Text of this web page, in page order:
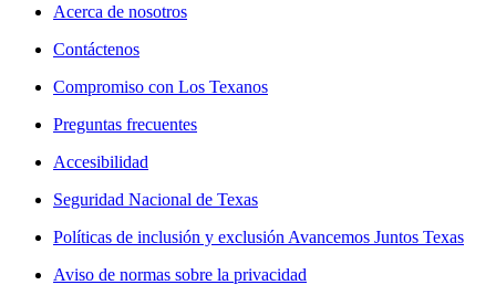
Acerca de nosotros
Contáctenos
Compromiso con Los Texanos
Preguntas frecuentes
Accesibilidad
Seguridad Nacional de Texas
Políticas de inclusión y exclusión Avancemos Juntos Texas
Aviso de normas sobre la privacidad